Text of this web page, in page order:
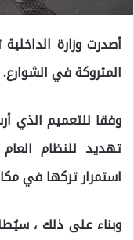
أصدرت وزارة
المتروكة في الشوارع.
تهديد للنظام
استمرار تركها في
وبناء على ذلك ،